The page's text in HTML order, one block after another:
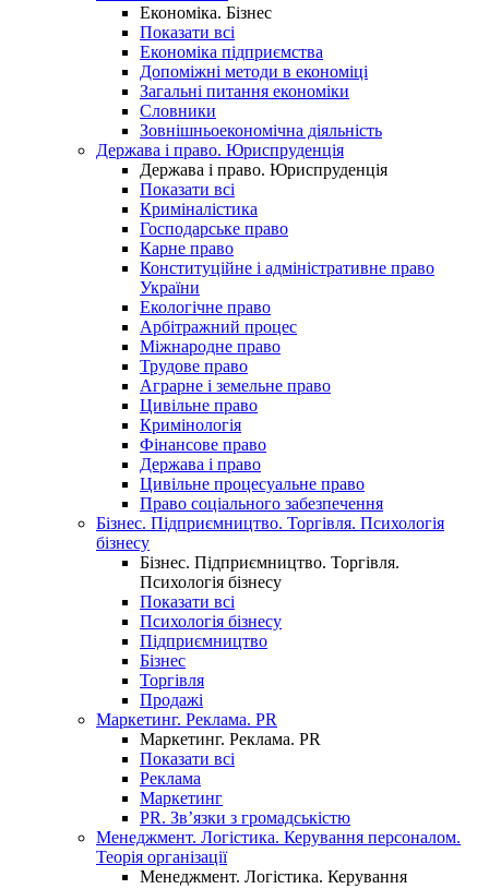
Економіка. Бізнес
Показати всі
Економіка підприємства
Допоміжні методи в економіці
Загальні питання економіки
Словники
Зовнішньоекономічна діяльність
Держава і право. Юриспруденція
Держава і право. Юриспруденція
Показати всі
Криміналістика
Господарське право
Карне право
Конституційне і адміністративне право
України
Екологічне право
Арбітражний процес
Міжнародне право
Трудове право
Аграрне і земельне право
Цивільне право
Кримінологія
Фінансове право
Держава і право
Цивільне процесуальне право
Право соціального забезпечення
Бізнес. Підприємництво. Торгівля. Психологія
бізнесу
Бізнес. Підприємництво. Торгівля.
Психологія бізнесу
Показати всі
Психологія бізнесу
Підприємництво
Бізнес
Торгівля
Продажі
Маркетинг. Реклама. PR
Маркетинг. Реклама. PR
Показати всі
Реклама
Маркетинг
PR. Зв’язки з громадськістю
Менеджмент. Логістика. Керування персоналом.
Теорія організації
Менеджмент. Логістика. Керування